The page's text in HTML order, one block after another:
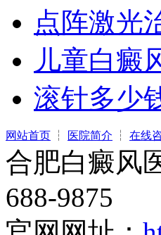
点阵激光
儿童白癜
滚针多少
网站首页 ┆ 医院简介 ┆ 在线
合肥白癜风
688-9875